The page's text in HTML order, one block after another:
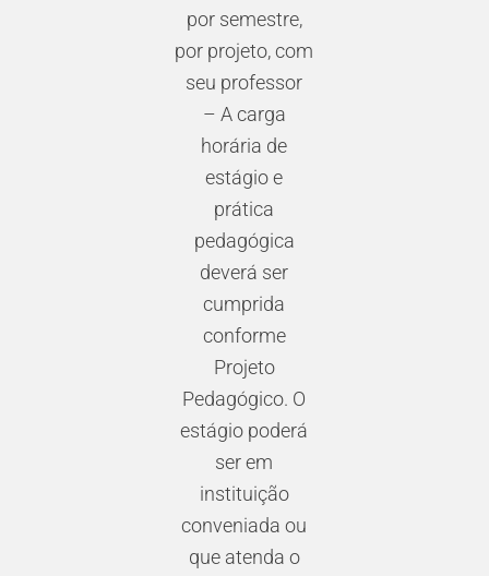
por semestre,
por projeto, com
seu professor
– A carga
horária de
estágio e
prática
pedagógica
deverá ser
cumprida
conforme
Projeto
Pedagógico. O
estágio poderá
ser em
instituição
conveniada ou
que atenda o